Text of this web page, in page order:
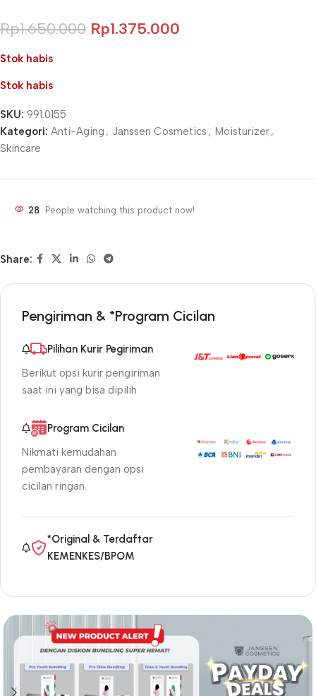
Rp1.650.000 Rp1.375.000
Stok habis
Stok habis
SKU: 991.0155
Kategori: Anti-Aging , Janssen Cosmetics , Moisturizer,
Skincare
28 People watching this product now!
Share:
Pengiriman & *Program Cicilan
Pilihan Kurir Pegiriman
Berikut opsi kurir pengiriman
saat ini yang bisa dipilih
Program Cicilan
Nikmati kemudahan
pembayaran dengan opsi
cicilan ringan.
*Original & Terdaftar
KEMENKES/BPOM